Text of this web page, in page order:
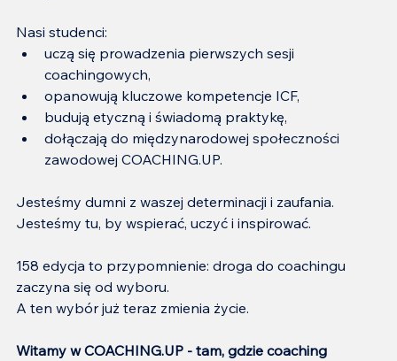
Nasi studenci:
uczą się prowadzenia pierwszych sesji
coachingowych,
opanowują kluczowe kompetencje ICF,
budują etyczną i świadomą praktykę,
dołączają do międzynarodowej społeczności
zawodowej COACHING.UP.
Jesteśmy dumni z waszej determinacji i zaufania.
Jesteśmy tu, by wspierać, uczyć i inspirować.
158 edycja to przypomnienie: droga do coachingu
zaczyna się od wyboru.
A ten wybór już teraz zmienia życie.
Witamy w COACHING.UP - tam, gdzie coaching